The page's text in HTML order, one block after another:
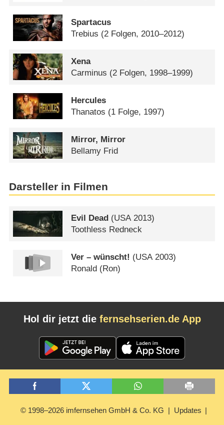
Spartacus
Trebius (2 Folgen, 2010–2012)
Xena
Carminus (2 Folgen, 1998–1999)
Hercules
Thanatos (1 Folge, 1997)
Mirror, Mirror
Bellamy Frid
Darsteller in Filmen
Evil Dead (USA2013)
Toothless Redneck
Ver – wünscht! (USA2003)
Ronald (Ron)
Hol dir jetzt die fernsehserien.de App
© 1998–2026 imfernsehen GmbH & Co. KG Updates